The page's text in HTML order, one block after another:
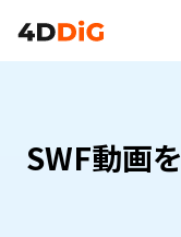
SWF動画